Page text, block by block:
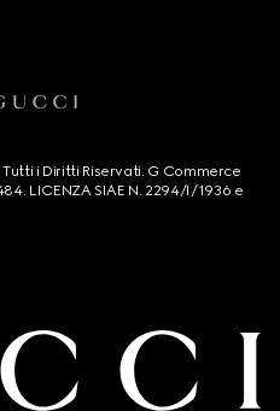
i Diritti Riservati. G Commerce
LICENZA SIAE N. 2294/I/1936 e